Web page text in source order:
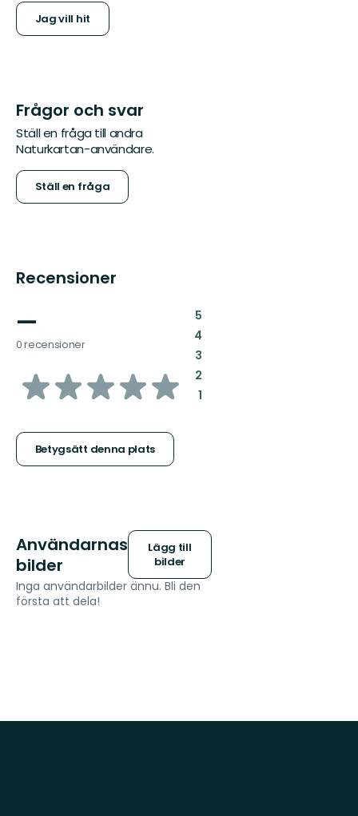
Jag vill hit
Frågor och svar
Ställ en fråga till andra
Naturkartan-användare.
Ställ en fråga
Recensioner
—
0 recensioner
av
stjärnor
Betygsätt denna plats
5:
4:
3:
2:
1:
Användarnas
bilder
Lägg till
bilder
Inga användarbilder ännu. Bli den
första att dela!